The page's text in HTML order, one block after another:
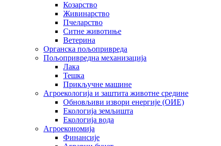
Козарство
Живинарство
Пчеларство
Ситне животиње
Ветерина
Органска пољопривреда
Пољопривредна механизација
Лака
Тешка
Прикључне машине
Агроекологија и заштита животне средине
Обновљиви извори енергије (ОИЕ)
Екологија земљишта
Екологија вода
Агроекономија
Финансије